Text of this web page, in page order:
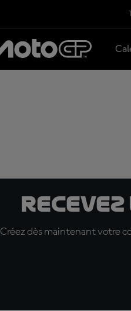
Créez dès maintenant votre